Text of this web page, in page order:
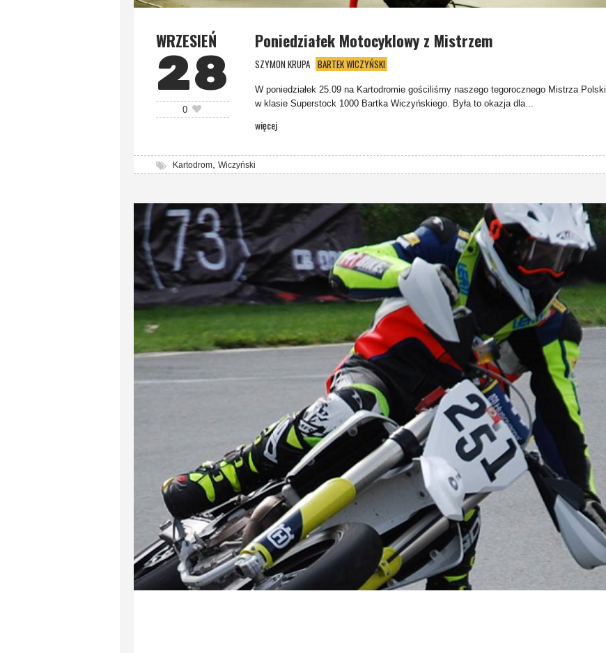
WRZESIEŃ
28
0
Poniedziałek Motocyklowy z Mistrzem
SZYMON KRUPA BARTEK WICZYŃSKI
W poniedziałek 25.09 na Kartodromie gościliśmy naszego tegorocznego Mistrza Polski
w klasie Superstock 1000 Bartka Wiczyńskiego. Była to okazja dla...
więcej
Kartodrom, Wiczyński